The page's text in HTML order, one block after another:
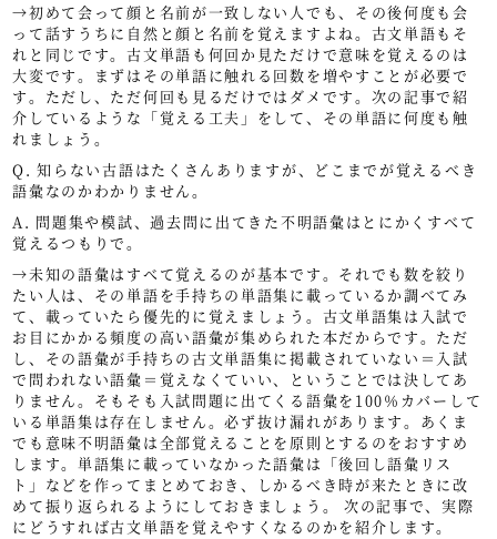
→初めて会って顔と名前が一致しない人でも、その後何度も会
って話すうちに自然と顔と名前を覚えますよね。古文単語もそ
れと同じです。古文単語も何回か見ただけで意味を覚えるのは
大変です。まずはその単語に触れる回数を増やすことが必要で
す。ただし、ただ何回も見るだけではダメです。次の記事で紹
介しているような「覚える工夫」をして、その単語に何度も触
れましょう。
Q. 知らない古語はたくさんありますが、どこまでが覚えるべき
語彙なのかわかりません。
A. 問題集や模試、過去問に出てきた不明語彙はとにかくすべて
覚えるつもりで。
→未知の語彙はすべて覚えるのが基本です。それでも数を絞り
たい人は、その単語を手持ちの単語集に載っているか調べてみ
て、載っていたら優先的に覚えましょう。古文単語集は入試で
お目にかかる頻度の高い語彙が集められた本だからです。ただ
し、その語彙が手持ちの古文単語集に掲載されていない＝入試
で問われない語彙＝覚えなくていい、ということでは決してあ
りません。そもそも入試問題に出てくる語彙を100％カバーして
いる単語集は存在しません。必ず抜け漏れがあります。あくま
でも意味不明語彙は全部覚えることを原則とするのをおすすめ
します。単語集に載っていなかった語彙は「後回し語彙リス
ト」などを作ってまとめておき、しかるべき時が来たときに改
めて振り返られるようにしておきましょう。 次の記事で、実際
にどうすれば古文単語を覚えやすくなるのかを紹介します。